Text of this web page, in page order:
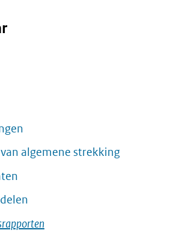
algemene strekking